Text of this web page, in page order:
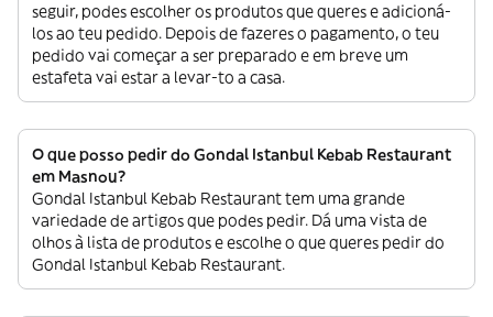
seguir, podes escolher os produtos que queres e adicioná-
los ao teu pedido. Depois de fazeres o pagamento, o teu
pedido vai começar a ser preparado e em breve um
estafeta vai estar a levar-to a casa.
O que posso pedir do Gondal Istanbul Kebab Restaurant
em Masnou?
Gondal Istanbul Kebab Restaurant tem uma grande
variedade de artigos que podes pedir. Dá uma vista de
olhos à lista de produtos e escolhe o que queres pedir do
Gondal Istanbul Kebab Restaurant.